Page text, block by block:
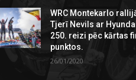
WRC Montekarlo
Tjerī Nevils ar
250. reizi pēc kārtas
punktos.
26/01/2020